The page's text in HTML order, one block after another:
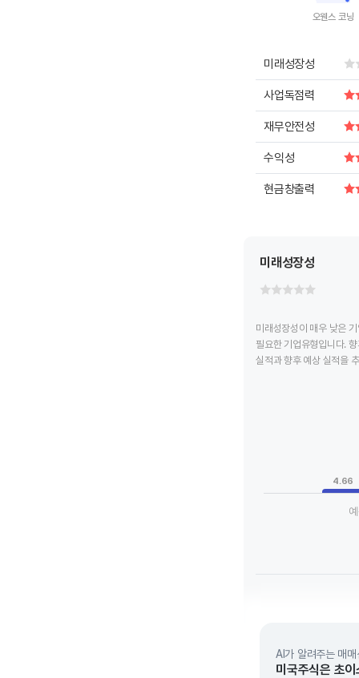
오웬스 코닝
미래성장성
사업독점력
재무안전성
수익성
현금창출력
미래성장성
미래성장성이 매우 낮은
필요한 기업유형입니다.
실적과 향후 예상 실적을
4.66
AI가 알려주는 매매
미국주식은 초